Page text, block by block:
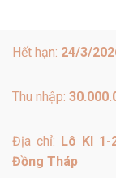
Hết hạn: 24/3/
Thu nhập:
Địa chỉ: Lô KI 1-
Đồng Tháp